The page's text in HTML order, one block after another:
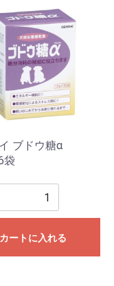
ブドウ糖α
袋
カートに入れる